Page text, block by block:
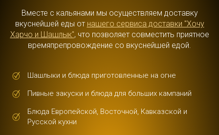
Вместе с кальянами мы осуществляем доставку
вкуснейшей еды от нашего сервиса доставки "Хочу
Харчо и Шашлык", что позволяет совместить приятное
времяпрепровождение со вкуснейшей едой.
Шашлыки и блюда приготовленные на огне
Пивные закуски и блюда для больших кампаний
Блюда Европейской, Восточной, Кавказской и
Русской кухни